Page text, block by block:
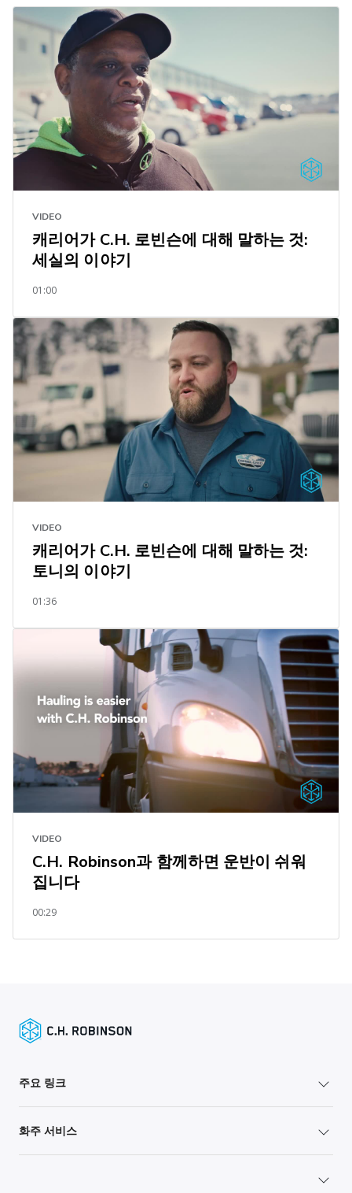
VIDEO
캐리어가 C.H. 로빈슨에 대해 말하는 것:
세실의 이야기
01:00
VIDEO
캐리어가 C.H. 로빈슨에 대해 말하는 것:
토니의 이야기
01:36
VIDEO
C.H. Robinson과 함께하면 운반이 쉬워
집니다
00:29
주요 링크
화주 서비스